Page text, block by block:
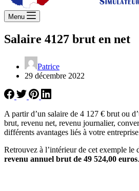
Menu
Salaire 4127 brut en net
Patrice
29 décembre 2022
A partir d’un salaire de 4 127 € brut ou
brut, revenu net, revenu journalier,
différents avantages liés à votre
Retrouvez à l’intérieur de cet exemple
revenu annuel brut de 49 524,00 euros.